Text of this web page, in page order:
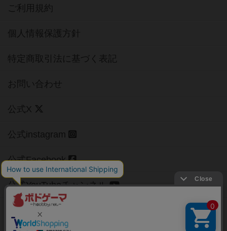
ご利用規約
個人情報保護方針
特定商取引法に基づく表記
お問い合わせ
公式X
公式instagram
公式Facebook
公式YouTubeチャンネル